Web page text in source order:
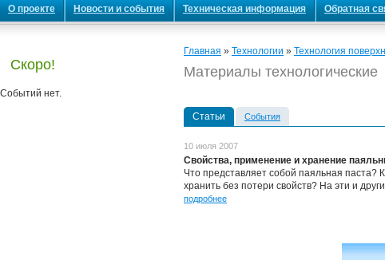
О проекте Новости и события Техническая информация Обратная
Скоро!
Событий нет.
Главная » Технологии » Технология
Материалы технологические
Статьи События
10 июля 2007
Свойства, применение и хранение
Что представляет собой паяльная паста?
хранить без потери свойств? На эти и
подробнее